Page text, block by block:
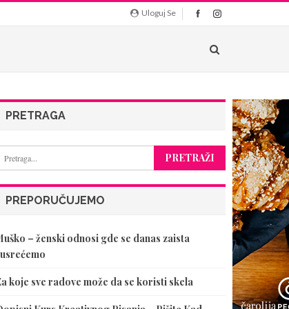
Uloguj Se
PRETRAGA
PREPORUČUJEMO
– ženski odnosi gde se danas zaista
koje sve radove može da se koristi skela